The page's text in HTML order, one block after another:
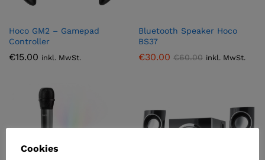
Hoco GM2 – Gamepad
Controller
€15.00 inkl. MwSt.
Bluetooth Speaker Hoco
BS37
€30.00 €60.00 inkl. MwSt.
Cookies